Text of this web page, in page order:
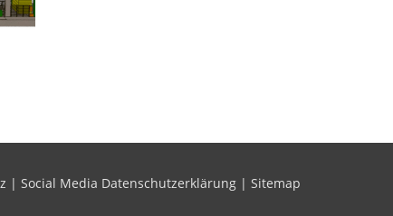
| Social Media Datenschutzerklärung | Sitemap